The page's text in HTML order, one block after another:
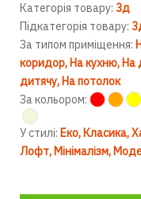
Категорія товару: 3д
Підкатегорія товару:
За типом приміщення:
коридор На кухню На
дитячу На потолок
За кольором:
У стилі: Еко Класика
Лофт Мінімалізм